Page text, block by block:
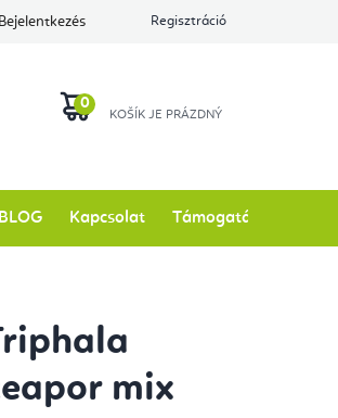
Bejelentkezés Regisztráció
BLOG Kapcsolat Támogatás
mix